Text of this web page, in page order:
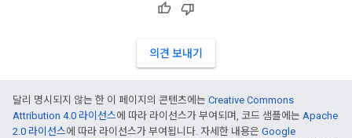
의견 보내기
달리 명시되지 않는 한 이 페이지의 콘텐츠에는 Creative Commons
Attribution 4.0 라이선스에 따라 라이선스가 부여되며, 코드 샘플에는 Apache
2.0 라이선스에 따라 라이선스가 부여됩니다. 자세한 내용은 Google